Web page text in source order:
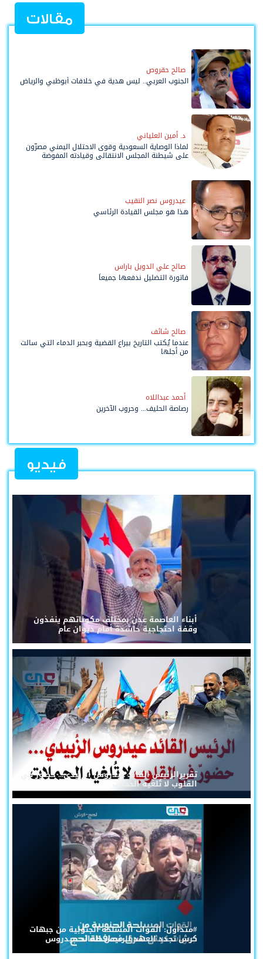
مقالات
صالح حقروص
الجنوب العربي.. ليس هدية في خلافات أبوظبي والرياض
د. أمين العلياني
لماذا الوصاية السعودية وقوى الاحتلال اليمني مصرّون
على شيطنة المجلس الانتقالي وقيادته المفوضة
عيدروس نصر النقيب
هذا هو مجلس القيادة الرئاسي
صالح علي الدويل باراس
فاتورة التضليل ندفعها جميعاً
صالح شائف
عندما يُكتب التاريخ بيراع القضية وبحبر الدماء التي سالت
من أجلها
أحمد عبداللاه
رصاصة الحليف... وحروب الآخرين
فيديو
أبناء العاصمة عدن بمختلف مكوناتهم ينفذون
وقفة احتجاجية حاشدة أمام ديوان عام
تقريرالرئيس القائد عيدروس الزُبيدي... حضورٌ في
القلوب لا تُلغيه الحملات
#متداول: القوات المسلحة الجنوبية من جبهات
كرش تجدد العهد للرئيس القائد عيدروس